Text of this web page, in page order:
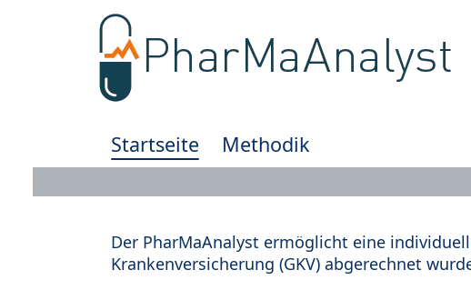
Startseite Methodik
Der PharMaAnalyst ermöglicht eine
Krankenversicherung (GKV) abgerechnet